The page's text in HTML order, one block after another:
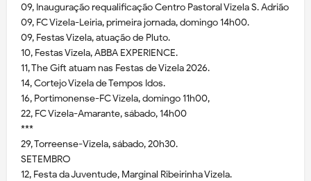
09, Inauguração requalificação Centro Pastoral Vizela S. Adrião
09, FC Vizela-Leiria, primeira jornada, domingo 14h00.
09, Festas Vizela, atuação de Pluto.
10, Festas Vizela, ABBA EXPERIENCE.
11, The Gift atuam nas Festas de Vizela 2026.
14, Cortejo Vizela de Tempos Idos.
16, Portimonense-FC Vizela, domingo 11h00,
22, FC Vizela-Amarante, sábado, 14h00
***
29, Torreense-Vizela, sábado, 20h30.
SETEMBRO
12, Festa da Juventude, Marginal Ribeirinha Vizela.